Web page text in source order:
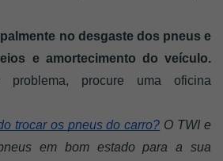
no desgaste dos pneus e
e amortecimento do veículo.
procure uma oficina
trocar os pneus do carro? O TWI e
em bom estado para a sua